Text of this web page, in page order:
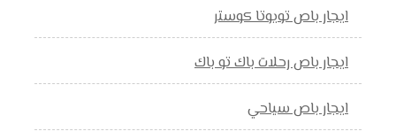
ايجار باص تويوتا كوستر
ايجار باص رحلات باك تو باك
ايجار باص سياحي